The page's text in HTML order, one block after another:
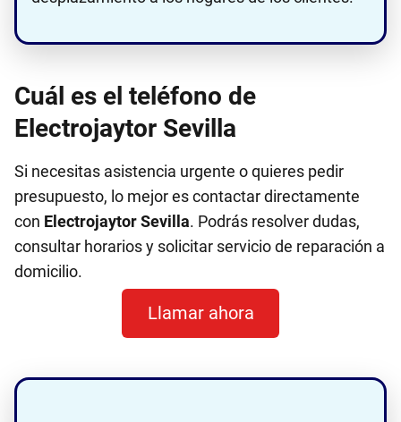
Cuál es el teléfono de
Electrojaytor Sevilla
Si necesitas asistencia urgente o quieres pedir
presupuesto, lo mejor es contactar directamente
con Electrojaytor Sevilla. Podrás resolver dudas,
consultar horarios y solicitar servicio de reparación a
domicilio.
Llamar ahora